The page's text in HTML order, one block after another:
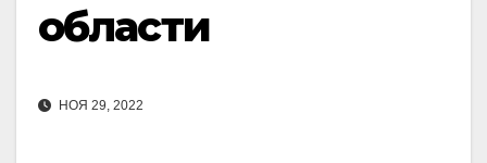
области
НОЯ 29, 2022